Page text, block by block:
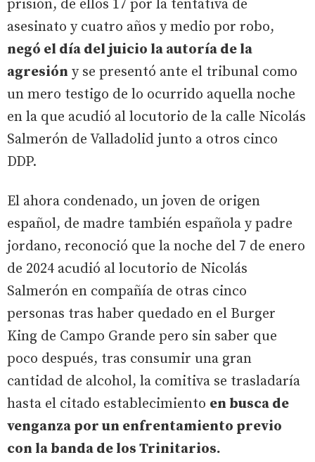
prisión, de ellos 17 por la tentativa de
asesinato y cuatro años y medio por robo,
negó el día del juicio la autoría de la
agresión y se presentó ante el tribunal como
un mero testigo de lo ocurrido aquella noche
en la que acudió al locutorio de la calle Nicolás
Salmerón de Valladolid junto a otros cinco
DDP.
El ahora condenado, un joven de origen
español, de madre también española y padre
jordano, reconoció que la noche del 7 de enero
de 2024 acudió al locutorio de Nicolás
Salmerón en compañía de otras cinco
personas tras haber quedado en el Burger
King de Campo Grande pero sin saber que
poco después, tras consumir una gran
cantidad de alcohol, la comitiva se trasladaría
hasta el citado establecimiento en busca de
venganza por un enfrentamiento previo
con la banda de los Trinitarios.